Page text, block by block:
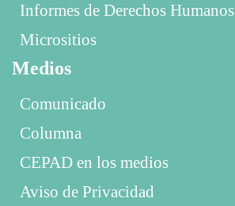
Informes de Derechos Humanos
Micrositios
Medios
Comunicado
Columna
CEPAD en los medios
Aviso de Privacidad